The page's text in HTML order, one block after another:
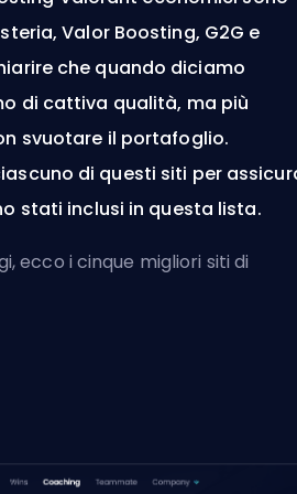
Valor Boosting, G2G e
che quando diciamo
di cattiva qualità, ma più
svuotare il portafoglio.
di questi siti per
stati inclusi in questa lista.
ecco i cinque migliori siti di